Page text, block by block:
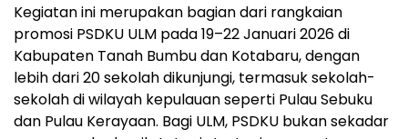
Kegiatan ini merupakan bagian dari rangkaian
promosi PSDKU ULM pada 19–22 Januari 2026 di
Kabupaten Tanah Bumbu dan Kotabaru, dengan
lebih dari 20 sekolah dikunjungi, termasuk sekolah-
sekolah di wilayah kepulauan seperti Pulau Sebuku
dan Pulau Kerayaan. Bagi ULM, PSDKU bukan sekadar